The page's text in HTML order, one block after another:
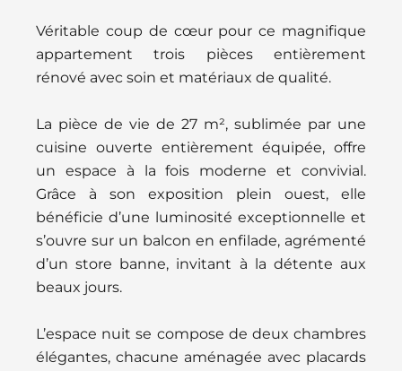
Véritable coup de cœur pour ce magnifique
appartement trois pièces entièrement
rénové avec soin et matériaux de qualité.
La pièce de vie de 27 m², sublimée par une
cuisine ouverte entièrement équipée, offre
un espace à la fois moderne et convivial.
Grâce à son exposition plein ouest, elle
bénéficie d’une luminosité exceptionnelle et
s’ouvre sur un balcon en enfilade, agrémenté
d’un store banne, invitant à la détente aux
beaux jours.
L’espace nuit se compose de deux chambres
élégantes, chacune aménagée avec placards